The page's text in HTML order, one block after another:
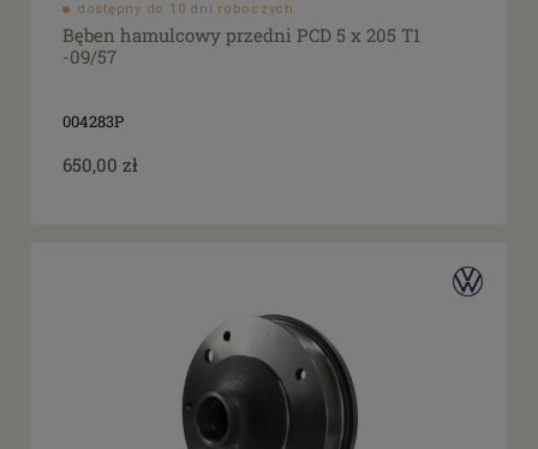
dostępny do 10 dni roboczych
Bęben hamulcowy przedni PCD 5 x 205 T1
-09/57
004283P
650,00 zł